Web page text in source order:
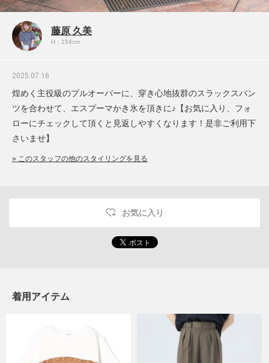
藤原 久美
H：154cm
2025.07.16
煌めく主役級のプルオーバーに、穿き心地抜群のスラックスパン
ツを合わせて、エスプーマかき氷を頂きに♪【お気に入り、フォ
ローにチェックして頂くと見返しやすくなります！是非ご利用下
さいませ】
» このスタッフの他のスタイリングを見る
お気に入り
着用アイテム